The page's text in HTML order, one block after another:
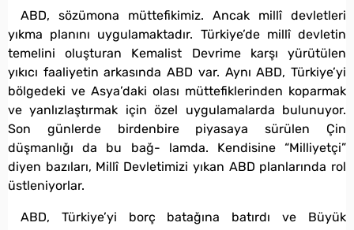
ABD, sözümona müttefikimiz. Ancak millî devletleri
yıkma planını uygulamaktadır. Türkiye’de millî devletin
temelini oluşturan Kemalist Devrime karşı yürütülen
yıkıcı faaliyetin arkasında ABD var. Aynı ABD, Türkiye’yi
bölgedeki ve Asya’daki olası müttefiklerinden koparmak
ve yanlızlaştırmak için özel uygulamalarda bulunuyor.
Son günlerde birdenbire piyasaya sürülen Çin
düşmanlığı da bu bağ- lamda. Kendisine “Milliyetçi”
diyen bazıları, Millî Devletimizi yıkan ABD planlarında rol
üstleniyorlar.
ABD, Türkiye’yi borç batağına batırdı ve Büyük